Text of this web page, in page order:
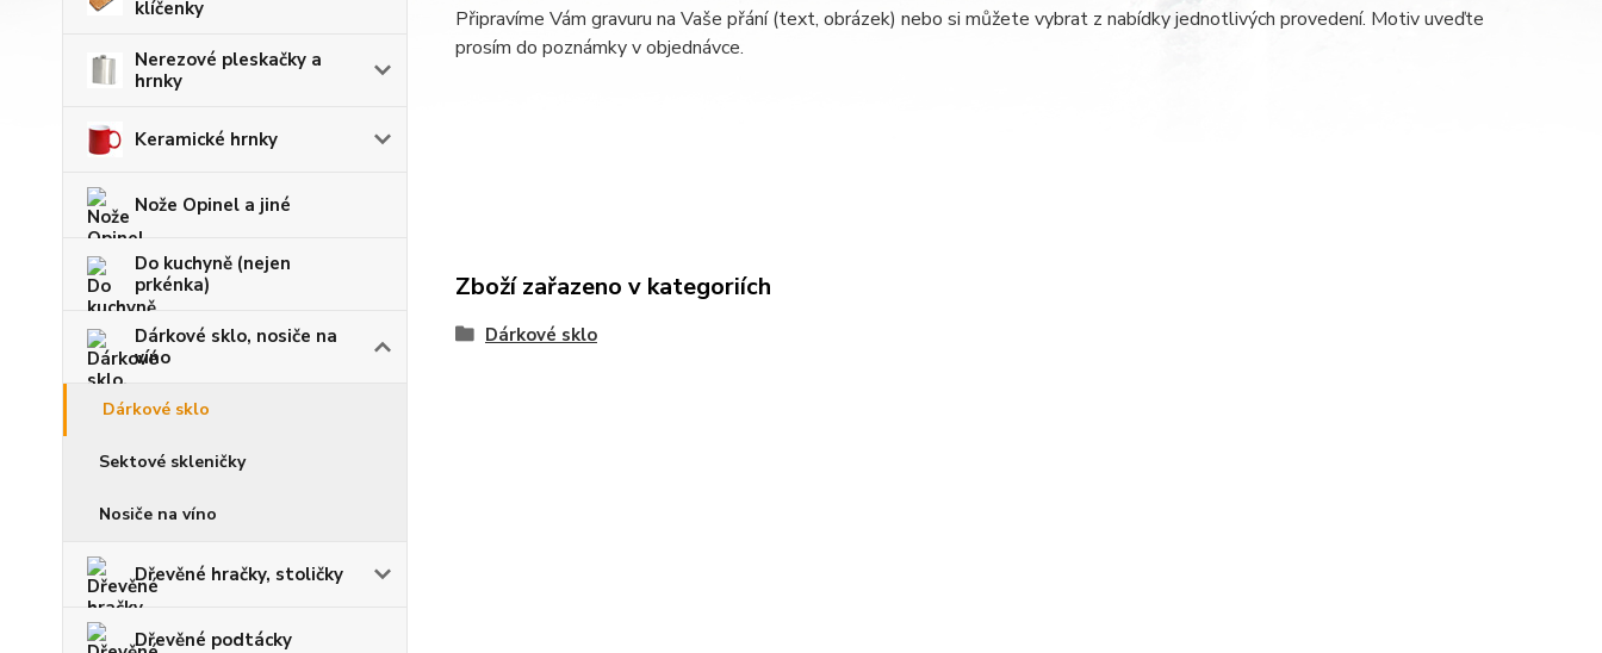
klíčenky
Nerezové pleskačky a
hrnky
Keramické hrnky
Nože Opinel a jiné
Do kuchyně (nejen
prkénka)
Dárkové sklo, nosiče na
víno
Dárkové sklo
Sektové skleničky
Nosiče na víno
Dřevěné hračky, stoličky
Dřevěné podtácky
Připravíme Vám gravuru na Vaše přání (text, obrázek) nebo si můžete vybrat z nabídky jednotlivých provedení. Motiv uveďte
prosím do poznámky v objednávce.
Zboží zařazeno v kategoriích
Dárkové sklo